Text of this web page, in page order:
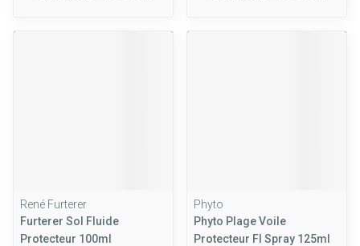
René Furterer
Furterer Sol Fluide
Protecteur 100ml
Phyto
Phyto Plage Voile
Protecteur Fl Spray 125ml